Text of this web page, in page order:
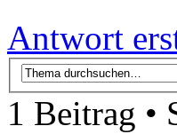
Antwort
1 Beitrag •